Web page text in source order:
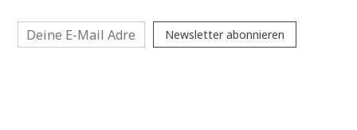
Newsletter abonnieren